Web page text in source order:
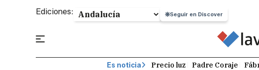
Ediciones: Seguir en Discover
Es noticia Precio luz Padre Coraje